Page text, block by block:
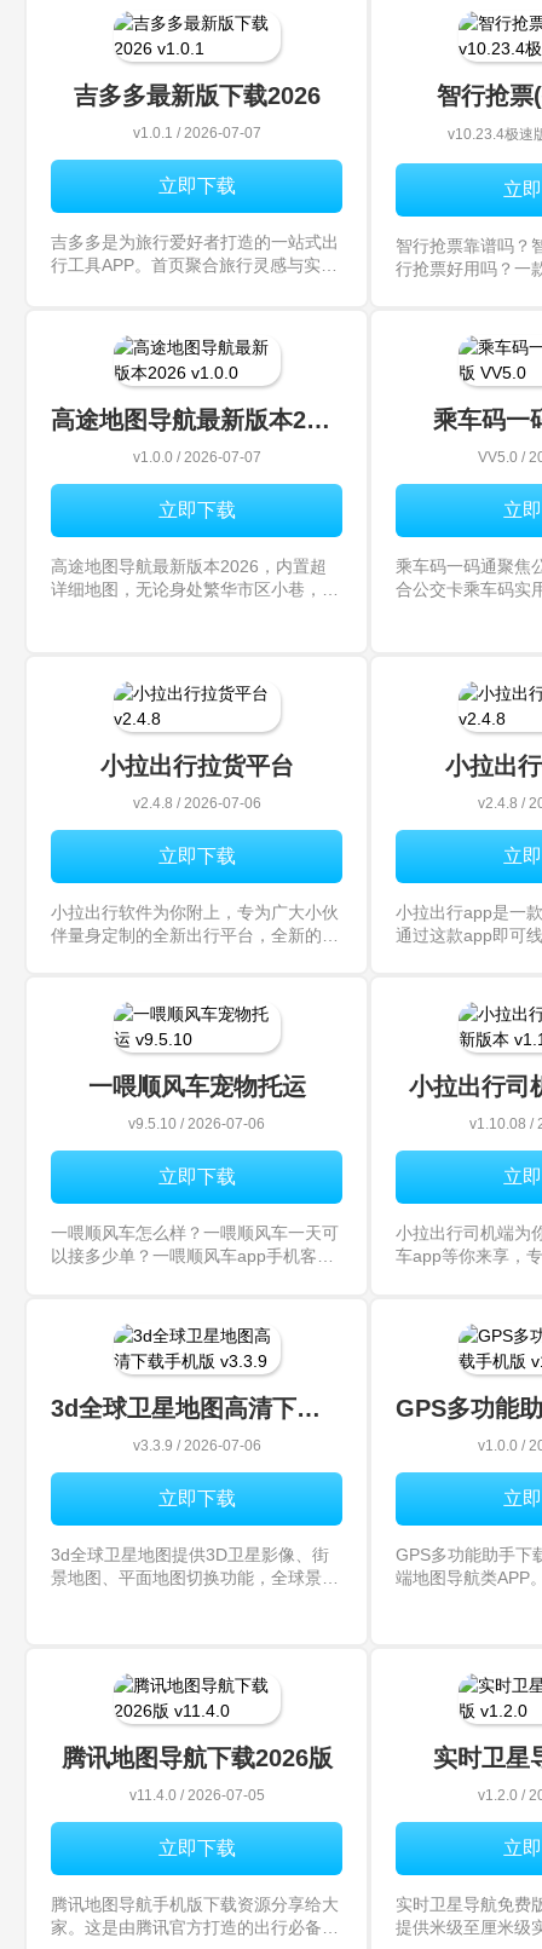
打车服务，给予用户方便的同时，保障
司乘安全！
吉多多最新版下载2026
v1.0.1 / 2026-07-07
立即下载
吉多多是为旅行爱好者打造的一站式出
行工具APP。首页聚合旅行灵感与实用
言翻译等功能，让旅行省心贴心，快来
下载体验。吉多多最新版下载2026最
智行抢票
v10.23.4极速
立
智行抢票靠谱吗？
行抢票好用吗？一
到回家的车票，
便，感兴趣的话就
高途地图导航最新版本2026
v1.0.0 / 2026-07-07
立即下载
高途地图导航最新版本2026，内置超
详细地图，无论身处繁华市区小巷，还
动态高途地图导航近日迎来重大更新，
乘车码一
VV5.0 /
立
乘车码一码通聚焦
合公交卡乘车码实
捷出行。乘车码一
小拉出行拉货平台
v2.4.8 / 2026-07-06
立即下载
小拉出行软件为你附上，专为广大小伙
伴量身定制的全新出行平台，全新的出
小拉出
v2.4.8 /
立
小拉出行app是一
通过这款app即可
载体验吧，你值得
一喂顺风车宠物托运
v9.5.10 / 2026-07-06
立即下载
一喂顺风车怎么样？一喂顺风车一天可
以接多少单？一喂顺风车app手机客户
出行，有需要的用户快来下载吧！
小拉出行司
v1.10.08 /
立
小拉出行司机端为
车app等你来享，
多，福利高，赶快
3d全球卫星地图高清下载手机版
v3.3.9 / 2026-07-06
立即下载
3d全球卫星地图提供3D卫星影像、街
景地图、平面地图切换功能，全球景
点。3d全球卫星地图高清下载手机版最
v1.0.0 /
立
GPS多功能助手下
端地图导航类APP
吧！GPS多功能
腾讯地图导航下载2026版
v11.4.0 / 2026-07-05
立即下载
腾讯地图导航手机版下载资源分享给大
家。这是由腾讯官方打造的出行必备导
实时卫星
v1.2.0 /
立
实时卫星导航免费
提供米级至厘米级